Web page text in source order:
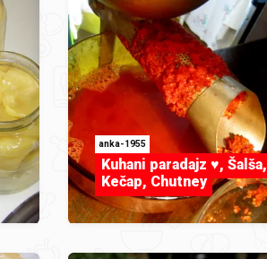
anka-1955
Kuhani paradajz ♥, Šalša,
Kečap, Chutney